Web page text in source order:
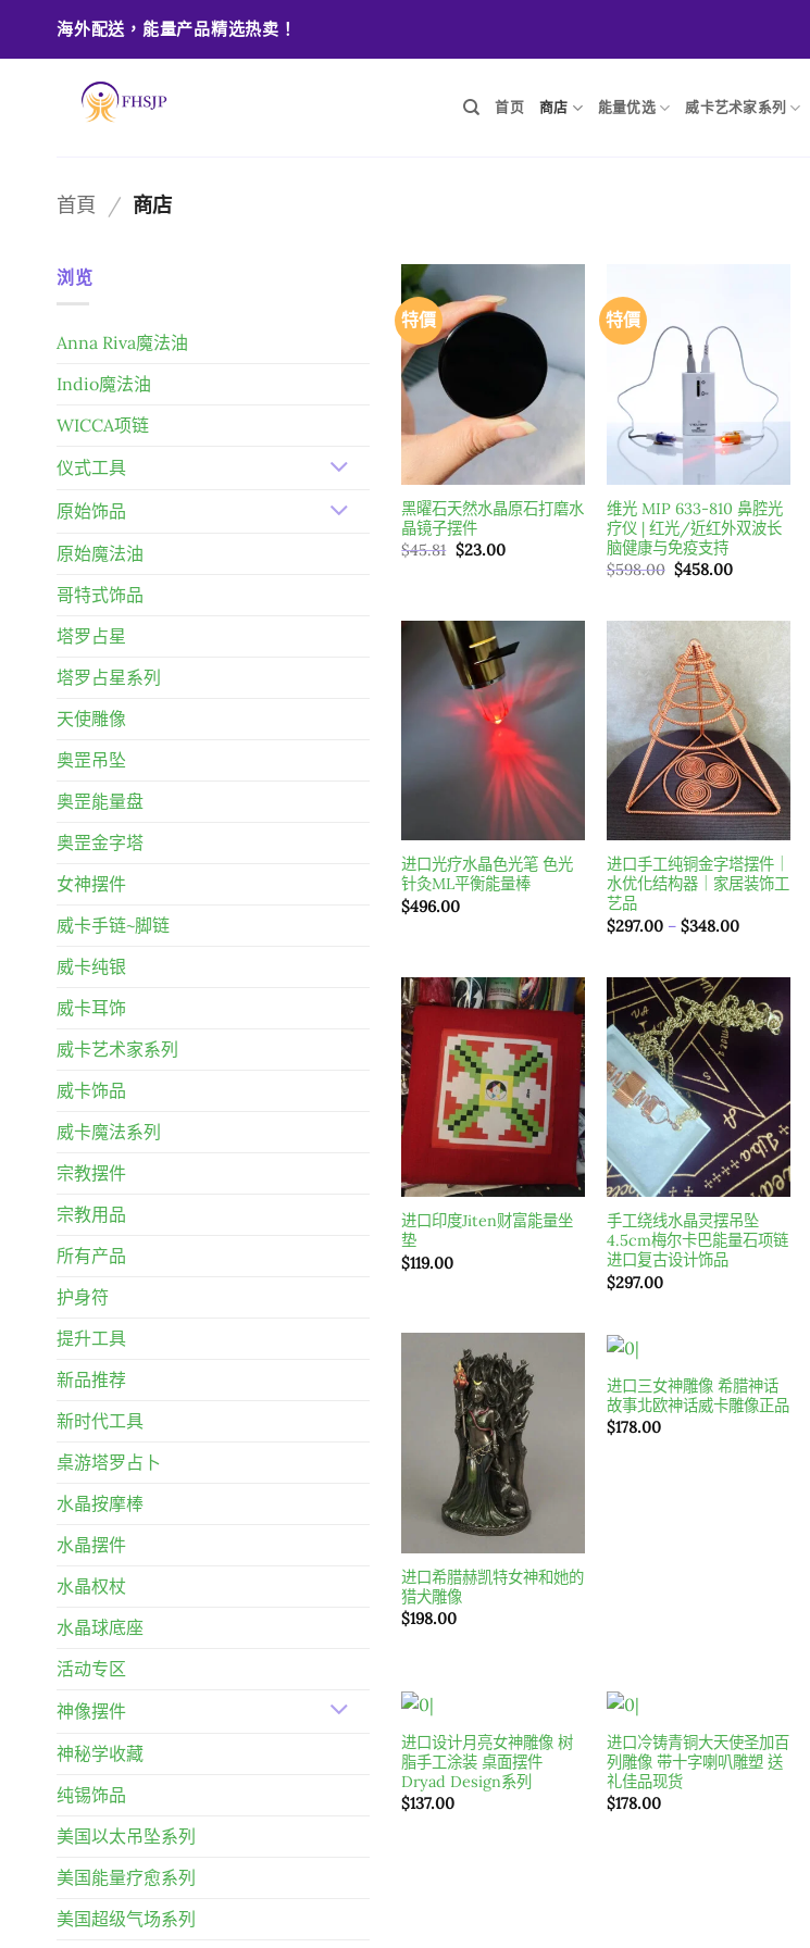
海外配送，能量产品精选热卖！
首页 商店 能量优选 威卡艺术家系列
首頁 / 商店
浏览
Anna Riva魔法油
Indio魔法油
WICCA项链
仪式工具
原始饰品
原始魔法油
哥特式饰品
塔罗占星
塔罗占星系列
天使雕像
奥罡吊坠
奥罡能量盘
奥罡金字塔
女神摆件
威卡手链~脚链
威卡纯银
威卡耳饰
威卡艺术家系列
威卡饰品
威卡魔法系列
宗教摆件
宗教用品
所有产品
护身符
提升工具
新品推荐
新时代工具
桌游塔罗占卜
水晶按摩棒
水晶摆件
水晶权杖
水晶球底座
活动专区
神像摆件
神秘学收藏
纯锡饰品
美国以太吊坠系列
美国能量疗愈系列
美国超级气场系列
特價
Add to
wishlist
黑曜石天然水晶原石打磨水
晶镜子摆件
$45.81 原
始
$23.00目
特價
wishlist
维光 MIP 633-810 鼻腔光
疗仪 | 红光/近红外双波长
脑健康与免疫支持
$598.00 原
始
$598.00。
$458.00目
Add to
wishlist
进口光疗水晶色光笔 色光
针灸ML平衡能量棒
$496.00
wishlist
进口手工纯铜金字塔摆件｜
水优化结构器｜家居装饰工
艺品
$297.00 – $348.00價
$297.00
到
$348.00
Add to
wishlist
进口印度Jiten财富能量坐
垫
$119.00
Add to
手工绕线水晶灵摆吊坠
4.5cm梅尔卡巴能量石项链
进口复古设计饰品
$297.00
Add to
wishlist
进口希腊赫凯特女神和她的
猎犬雕像
$198.00
Add to
wishlist
进口三女神雕像 希腊神话
故事北欧神话威卡雕像正品
$178.00
Add to
wishlist
进口设计月亮女神雕像 树
脂手工涂装 桌面摆件
Dryad Design系列
$137.00
Add to
wishlist
进口冷铸青铜大天使圣加百
列雕像 带十字喇叭雕塑 送
礼佳品现货
$178.00